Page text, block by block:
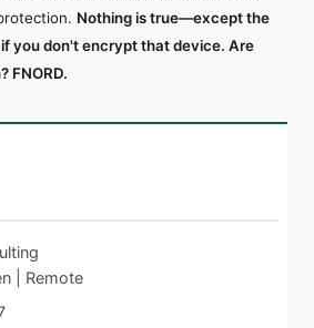
Nothing is true—except the
you don't encrypt that device. Are
FNORD.
| Remote